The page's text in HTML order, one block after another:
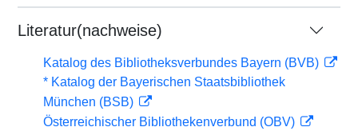
Literatur(nachweise)
Katalog des Bibliotheksverbundes Bayern (BVB)
* Katalog der Bayerischen Staatsbibliothek
München (BSB)
Österreichischer Bibliothekenverbund (OBV)